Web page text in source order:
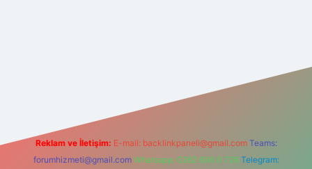
Reklam ve İletişim: E-mail: backlinkpaneli@gmail.com Teams:
forumhizmeti@gmail.com Whatsapp: 0262 606 0 726 Telegram: